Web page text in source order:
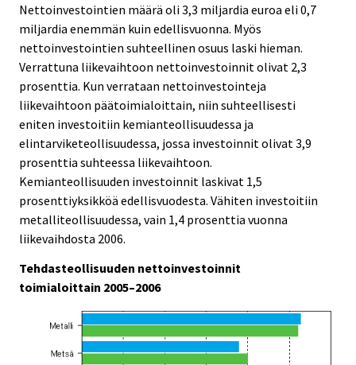
Nettoinvestointien määrä oli 3,3 miljardia euroa eli 0,7
miljardia enemmän kuin edellisvuonna. Myös
nettoinvestointien suhteellinen osuus laski hieman.
Verrattuna liikevaihtoon nettoinvestoinnit olivat 2,3
prosenttia. Kun verrataan nettoinvestointeja
liikevaihtoon päätoimialoittain, niin suhteellisesti
eniten investoitiin kemianteollisuudessa ja
elintarviketeollisuudessa, jossa investoinnit olivat 3,9
prosenttia suhteessa liikevaihtoon.
Kemianteollisuuden investoinnit laskivat 1,5
prosenttiyksikköä edellisvuodesta. Vähiten investoitiin
metalliteollisuudessa, vain 1,4 prosenttia vuonna
liikevaihdosta 2006.
Tehdasteollisuuden nettoinvestoinnit
toimialoittain 2005–2006